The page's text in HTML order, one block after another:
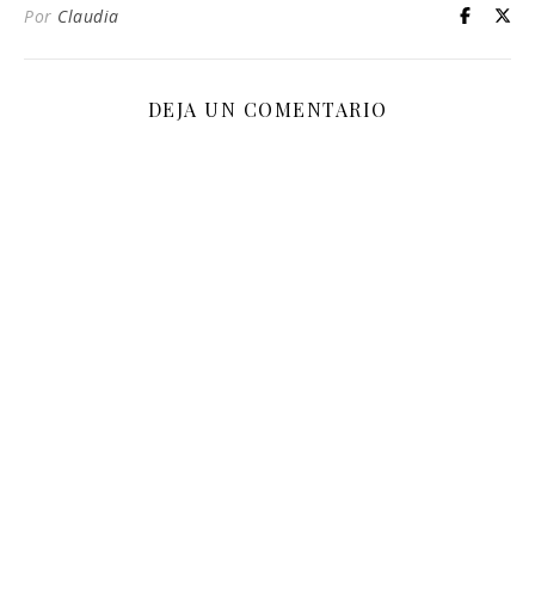
Por Claudia
DEJA UN COMENTARIO